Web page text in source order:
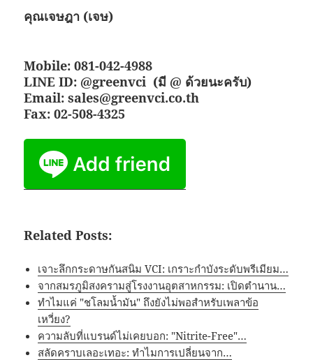
คุณเจษฎา (เจษ)
Mobile: 081-042-4988
LINE ID: @greenvci (มี @ ด้วยนะครับ)
Email: sales@greenvci.co.th
Fax: 02-508-4325
Related Posts:
เจาะลึกกระดาษกันสนิม VCI: เกราะกำบังระดับพรีเมียม…
จากสมรภูมิสงครามสู่โรงงานอุตสาหกรรม: เปิดตำนาน…
ทำไมแค่ "ชโลมน้ำมัน" ถึงยังไม่พอสำหรับเพลาข้อ
เหวี่ยง?
ความลับที่แบรนด์ไม่เคยบอก: "Nitrite-Free"…
สลัดคราบเลอะเทอะ: ทำไมการเปลี่ยนจาก…